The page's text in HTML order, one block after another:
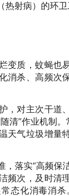
热射病）的环
质，蚊蝇也
消杀、高频次
对主次干道
清”作业机制
天气垃圾增量
落实“高频保
频次，及时清
态化消毒消